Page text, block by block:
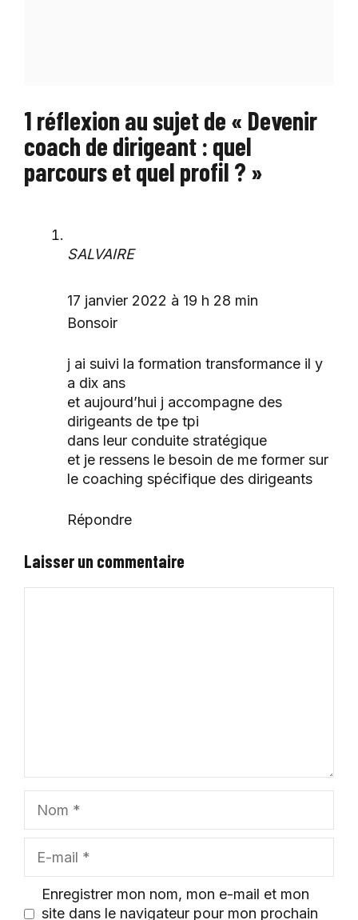
1 réflexion au sujet de « Devenir
coach de dirigeant : quel
parcours et quel profil ? »
SALVAIRE
17 janvier 2022 à 19 h 28 min
Bonsoir
j ai suivi la formation transformance il y
a dix ans
et aujourd’hui j accompagne des
dirigeants de tpe tpi
dans leur conduite stratégique
et je ressens le besoin de me former sur
le coaching spécifique des dirigeants
Répondre
Laisser un commentaire
mail
Enregistrer mon nom, mon e-mail et mon
site dans le navigateur pour mon prochain